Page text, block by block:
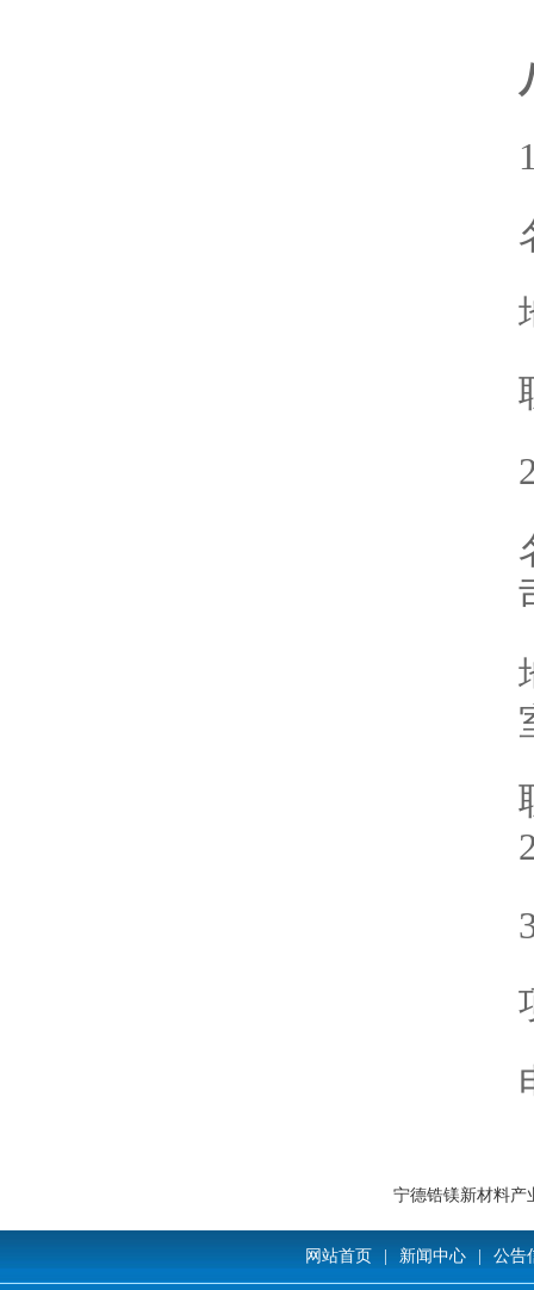
宁德锆镁新材料产
网站首页 新闻中心 公告